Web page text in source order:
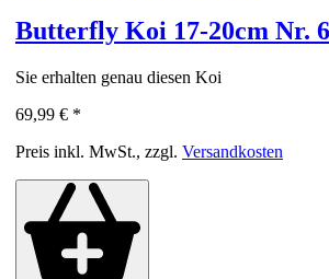
Butterfly Koi 17-20cm Nr.
Sie erhalten genau diesen Koi
69,99 € *
Preis inkl. MwSt., zzgl. Versandkosten